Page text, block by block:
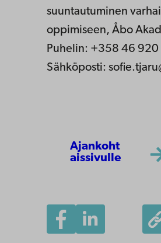
suuntautuminen
oppimiseen, Åbo
Puhelin: +358 46 920
Sähköposti:
Ajankoht
aissivulle